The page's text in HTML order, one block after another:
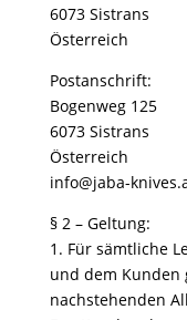
6073 Sistrans
Österreich
Postanschrift:
Bogenweg 125
6073 Sistrans
Österreich
info@jaba-
§ 2 – Geltung:
1. Für sämtliche
und dem Kunden
nachstehenden